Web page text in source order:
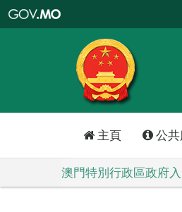
特
政
區
政
口
主頁 公共
澳門特別行政區政府